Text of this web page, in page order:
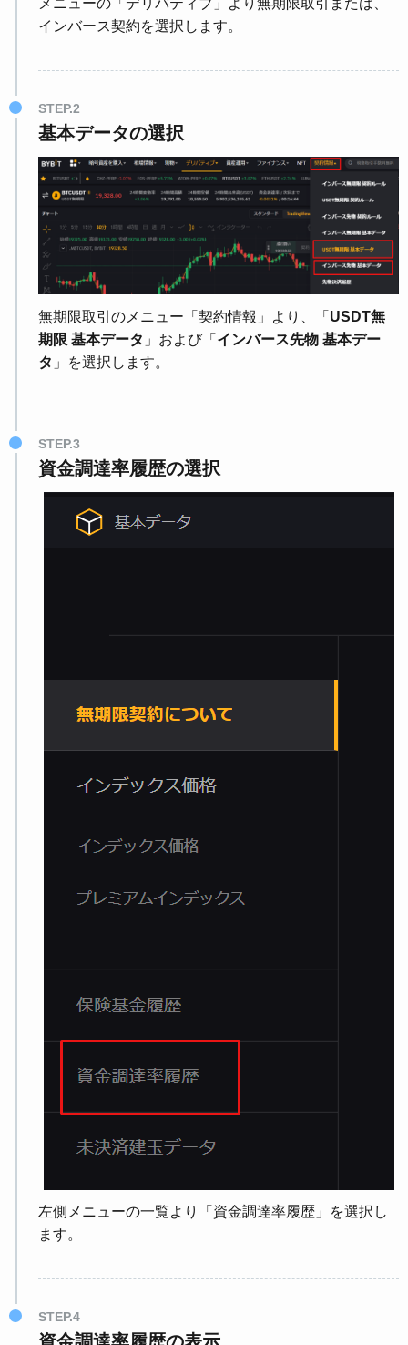
インバース契約を選択します。
STEP.2
基本データの選択
無期限取引のメニュー「契約情報」より、「USDT無
期限 基本データ 」および「インバース先物 基本デー
タ 」を選択します。
STEP.3
資金調達率履歴の選択
左側メニューの一覧より「資金調達率履歴」を選択し
ます。
STEP.4